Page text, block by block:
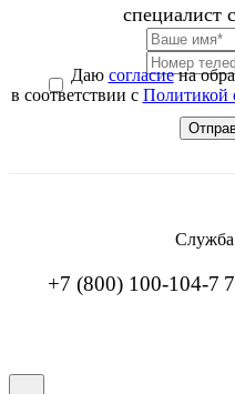
специалист
Даю согласиена
в соответствии с Политикой
+7 (800) 100-104-7